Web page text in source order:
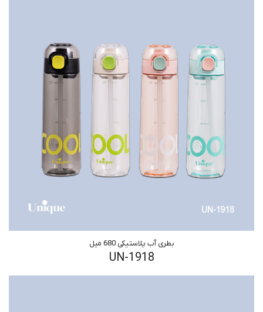
بطری آب پلاستیکی 680 میل
UN-1918